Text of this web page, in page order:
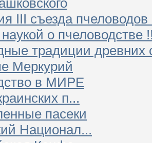
III съезда
о пчеловодстве
традиции древних
Меркурий
в МИРЕ
п...
пасеки
Национал...